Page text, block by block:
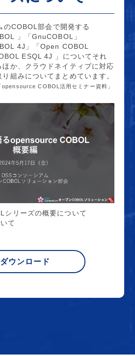
のCOBOL部会で開発する
」「GnuCOBOL」
4J」「Open COBOL
ESQL 4J 」についてそれ
か、クラウドネイティブに対応
組みについてまとめています。
COBOL活用セミナー資料」
シリーズの概要について
て
ダウンロード